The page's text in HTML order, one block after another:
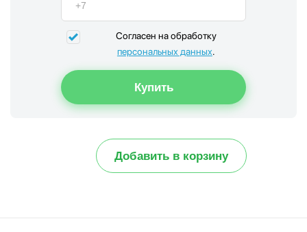
Согласен на обработку
персональных данных.
Добавить в корзину